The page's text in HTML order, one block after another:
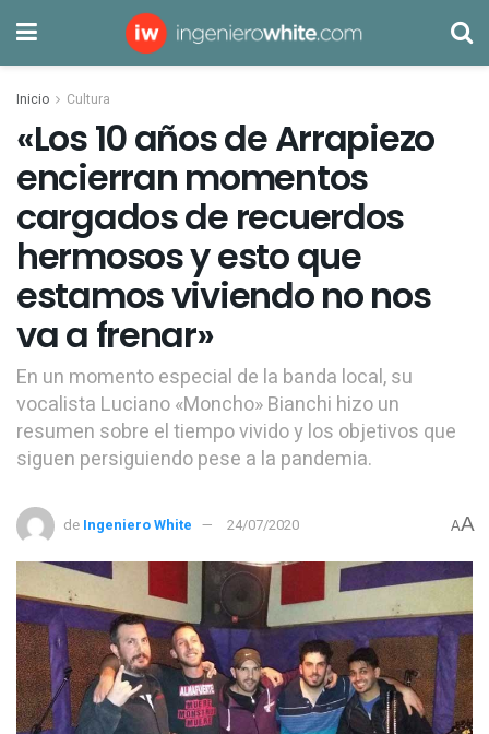
Inicio Cultura
«Los 10 años de Arrapiezo
encierran momentos
cargados de recuerdos
hermosos y esto que
estamos viviendo no nos
va a frenar»
En un momento especial de la banda local, su
vocalista Luciano «Moncho» Bianchi hizo un
resumen sobre el tiempo vivido y los objetivos que
siguen persiguiendo pese a la pandemia.
de Ingeniero White 24/07/2020 AA